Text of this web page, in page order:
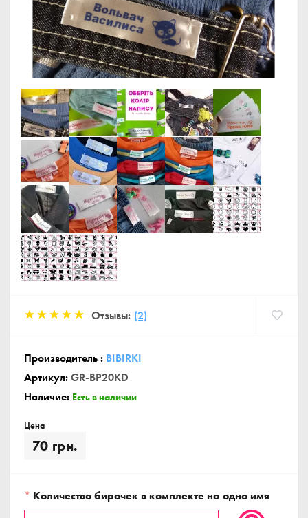
Отзывы: (2)
Производитель : BIBIRKI
Артикул:GR-BP20KD
Наличие: Есть в наличии
Цена
70 грн.
* Количество бирочек в комплекте на одно имя